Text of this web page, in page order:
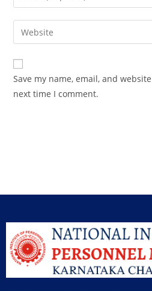
Save my name, email, and
next time I comment.